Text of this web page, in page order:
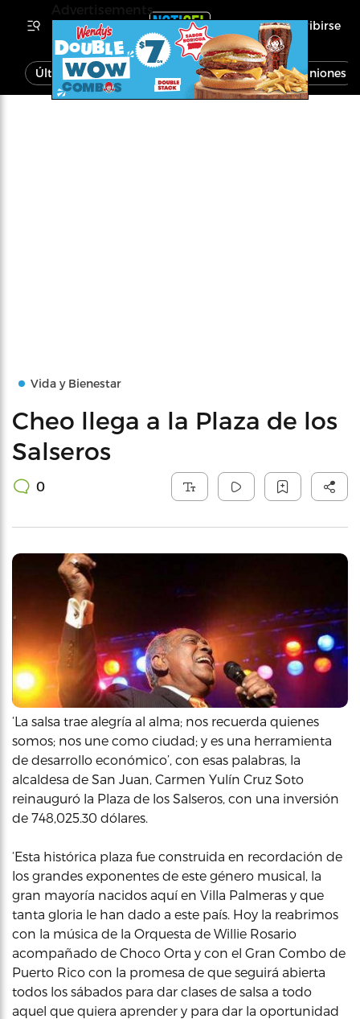
Inscribirse
Última Hora Noticias Economía Opiniones
Vida y Bienestar
Cheo llega a la Plaza de los
Salseros
0
‘La salsa trae alegría al alma; nos recuerda quienes
somos; nos une como ciudad; y es una herramienta
de desarrollo económico’, con esas palabras, la
alcaldesa de San Juan, Carmen Yulín Cruz Soto
reinauguró la Plaza de los Salseros, con una inversión
de 748,025.30 dólares.
‘Esta histórica plaza fue construida en recordación de
los grandes exponentes de este género musical, la
gran mayoría nacidos aquí en Villa Palmeras y que
tanta gloria le han dado a este país. Hoy la reabrimos
con la música de la Orquesta de Willie Rosario
acompañado de Choco Orta y con el Gran Combo de
Puerto Rico con la promesa de que seguirá abierta
todos los sábados para dar clases de salsa a todo
aquel que quiera aprender y para dar la oportunidad
Advertisements